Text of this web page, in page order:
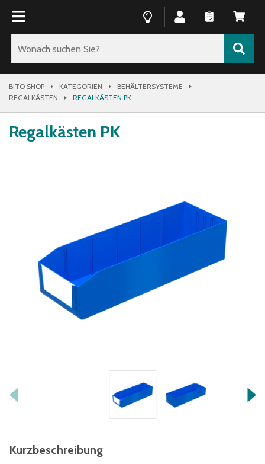
BITO SHOP KATEGORIEN
BEHÄLTERSYSTEME
REGALKÄSTEN
REGALKÄSTEN PK
Regalkästen PK
Kurzbeschreibung